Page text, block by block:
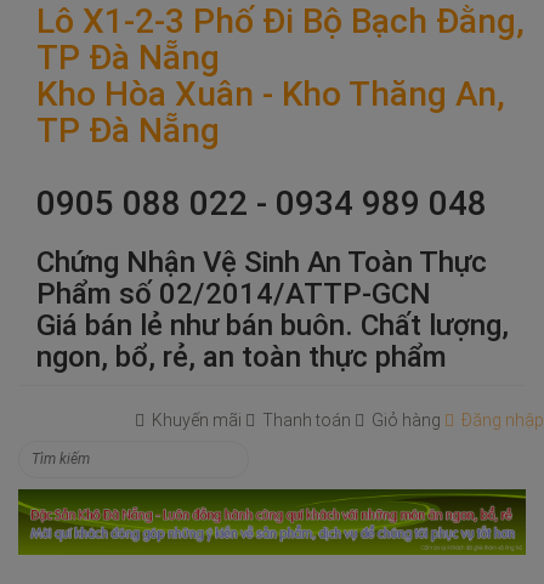
Lô X1-2-3 Phố Đi Bộ Bạch Đằng,
TP Đà Nẵng
Kho Hòa Xuân - Kho Thăng An,
TP Đà Nẵng
0905 088 022 - 0934 989 048
Chứng Nhận Vệ Sinh An Toàn Thực
Phẩm số 02/2014/ATTP-GCN
Giá bán lẻ như bán buôn. Chất lượng,
ngon, bổ, rẻ, an toàn thực phẩm
Khuyến mãi Thanh toán Giỏ hàng Đăng nhập